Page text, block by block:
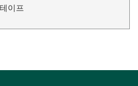
이프